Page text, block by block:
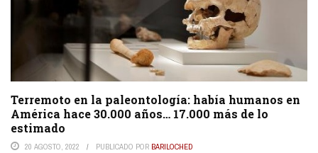
Terremoto en la paleontología: había humanos en
América hace 30.000 años… 17.000 más de lo
estimado
20 AGOSTO, 2022 PUBLICADO POR BARILOCHED